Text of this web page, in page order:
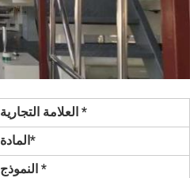
* العلامة التجارية
*المادة
* النموذج